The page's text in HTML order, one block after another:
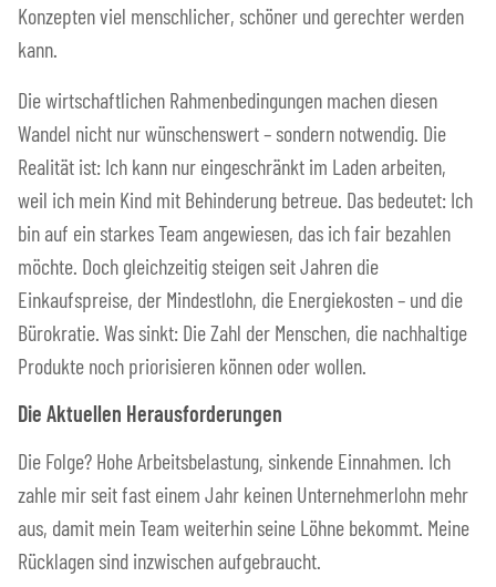
Konzepten viel menschlicher, schöner und gerechter werden
kann.
Die wirtschaftlichen Rahmenbedingungen machen diesen
Wandel nicht nur wünschenswert – sondern notwendig. Die
Realität ist: Ich kann nur eingeschränkt im Laden arbeiten,
weil ich mein Kind mit Behinderung betreue. Das bedeutet: Ich
bin auf ein starkes Team angewiesen, das ich fair bezahlen
möchte. Doch gleichzeitig steigen seit Jahren die
Einkaufspreise, der Mindestlohn, die Energiekosten – und die
Bürokratie. Was sinkt: Die Zahl der Menschen, die nachhaltige
Produkte noch priorisieren können oder wollen.
Die Aktuellen Herausforderungen
Die Folge? Hohe Arbeitsbelastung, sinkende Einnahmen. Ich
zahle mir seit fast einem Jahr keinen Unternehmerlohn mehr
aus, damit mein Team weiterhin seine Löhne bekommt. Meine
Rücklagen sind inzwischen aufgebraucht.